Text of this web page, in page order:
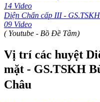
14 Video
Diện Chẩn cấp III -
09 Video
( Youtube - Bồ Đề Tâm)
Vị trí các huyệt
mặt - GS.TSKH
Châu